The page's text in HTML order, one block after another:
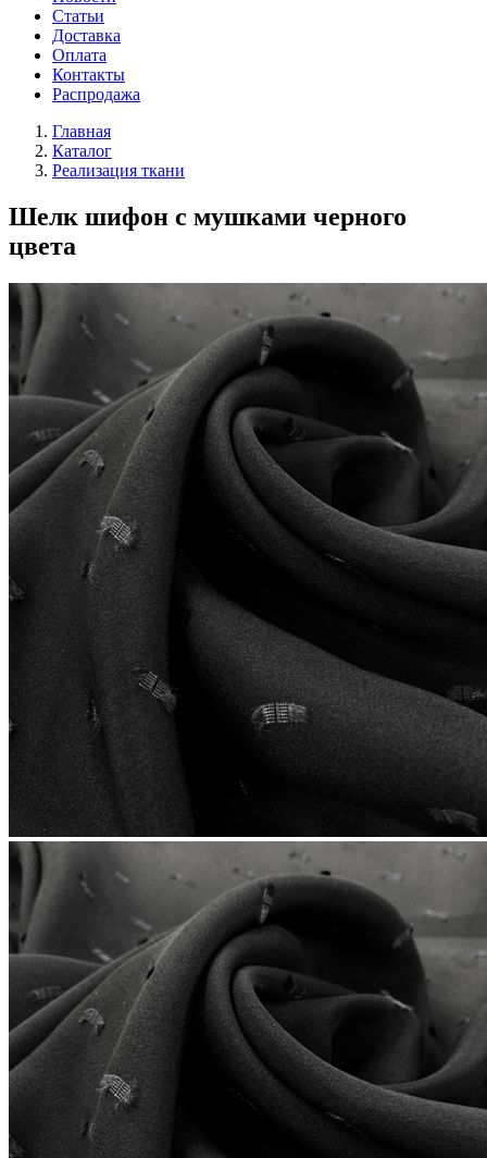
Статьи
Доставка
Оплата
Контакты
Распродажа
Главная
Каталог
Реализация ткани
Шелк шифон с мушками черного
цвета